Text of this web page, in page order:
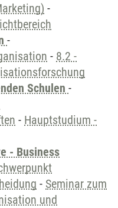
-
-
- 8.2 -
Schulen -
- Hauptstudium -
- Business
- Seminar zum
und